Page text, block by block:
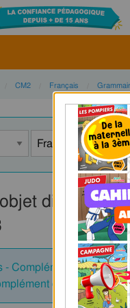
CM2 Français
direct ou
- Complément du verbe:
d'objet indirect